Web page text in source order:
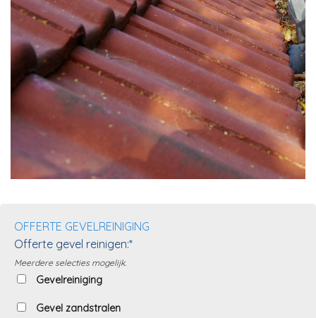
OFFERTE GEVELREINIGING
Offerte gevel reinigen:*
Meerdere selecties mogelijk.
Gevelreiniging
Gevel zandstralen